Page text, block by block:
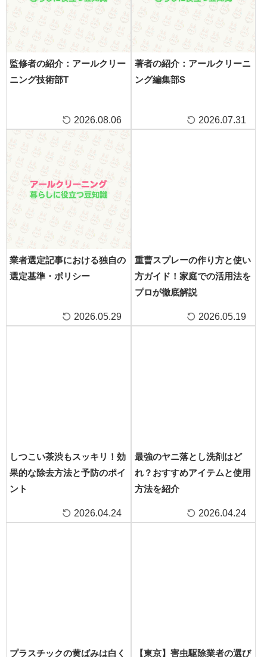
監修者の紹介：アールクリー
ニング技術部T
2026.08.06
著者の紹介：アールクリーニ
ング編集部S
2026.07.31
業者選定記事における独自の
選定基準・ポリシー
2026.05.29
重曹スプレーの作り方と使い
方ガイド！家庭での活用法を
プロが徹底解説
2026.05.19
しつこい茶渋もスッキリ！効
果的な除去方法と予防のポイ
ント
2026.04.24
最強のヤニ落とし洗剤はど
れ？おすすめアイテムと使用
方法を紹介
2026.04.24
プラスチックの黄ばみは白く 【東京】害虫駆除業者の選び